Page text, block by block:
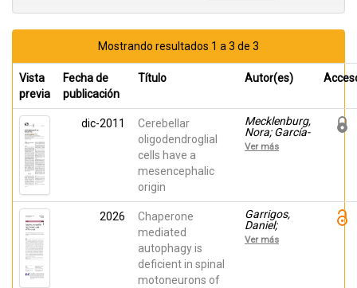
Mostrando resultados 1 a 3 de 3
Vista
previa
Fecha de
publicación
Título Autor(es)
dic-2011
Cerebellar
oligodendroglial
cells have a
mesencephalic
origin
Mecklenburg,
Nora; García-
Lopez,
Raquel;
Constantino;
Martínez,
Salvador
Ver más
2026
Chaperone
mediated
autophagy is
deficient in spinal
motoneurons of
Garrigos,
Daniel;
Martínez-
Morga,
Ver más